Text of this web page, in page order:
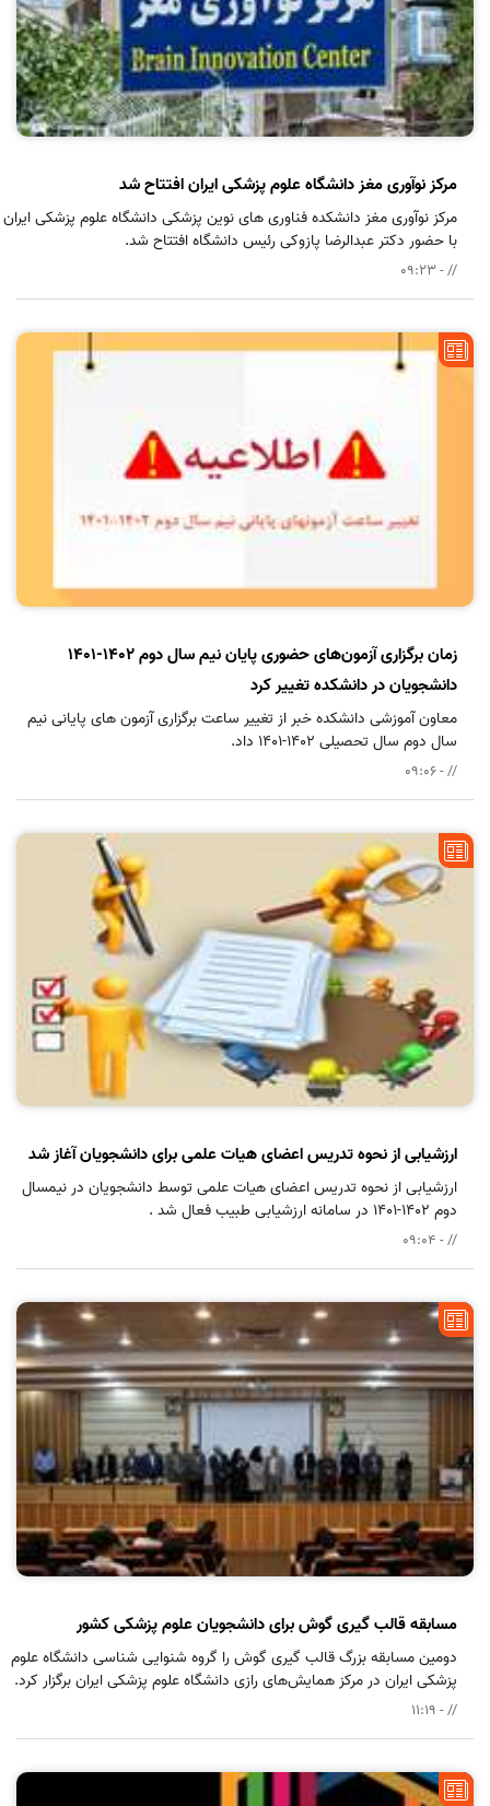
مرکز نوآوری مغز دانشگاه علوم پزشکی ایران افتتاح شد
// - 09:23
مرکز نوآوری مغز دانشکده فناوری های نوین پزشکی دانشگاه علوم پزشکی ایران
با حضور دکتر عبدالرضا پازوکی رئیس دانشگاه افتتاح شد.
زمان برگزاری آزمون‌های حضوری پایان نیم سال دوم 1402-1401
دانشجویان در دانشکده تغییر کرد
// - 09:06
معاون آموزشی دانشکده خبر از تغییر ساعت برگزاری آزمون های پایانی نیم
سال دوم سال تحصیلی 1402-1401 داد.
ارزشیابی از نحوه تدریس اعضای هیات علمی برای دانشجویان آغاز شد
// - 09:04
ارزشیابی از نحوه تدریس اعضای هیات علمی توسط دانشجویان در نیمسال
دوم ۱۴۰2-۱۴01 در سامانه ارزشیابی طبیب فعال شد .
مسابقه قالب گیری گوش برای دانشجویان علوم پزشکی کشور
// - 11:19
دومین مسابقه بزرگ قالب گیری گوش را گروه شنوایی شناسی دانشگاه علوم
پزشکی ایران در مرکز همایش‌های رازی دانشگاه علوم پزشکی ایران برگزار کرد.